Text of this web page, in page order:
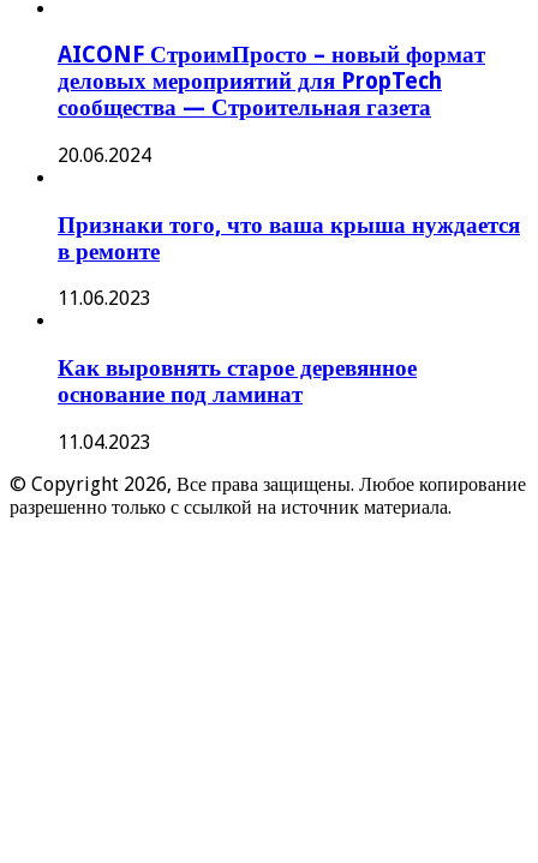
AICONF СтроимПросто – новый формат
деловых мероприятий для PropTech
сообщества — Строительная газета
20.06.2024
Признаки того, что ваша крыша нуждается
в ремонте
11.06.2023
Как выровнять старое деревянное
основание под ламинат
11.04.2023
© Copyright 2026, Все права защищены. Любое копирование
разрешенно только с ссылкой на источник материала.